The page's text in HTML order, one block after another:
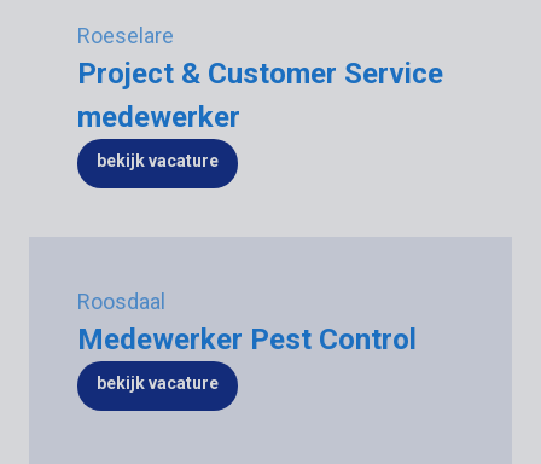
Roeselare
Project & Customer Service
medewerker
bekijk vacature
Roosdaal
Medewerker Pest Control
bekijk vacature